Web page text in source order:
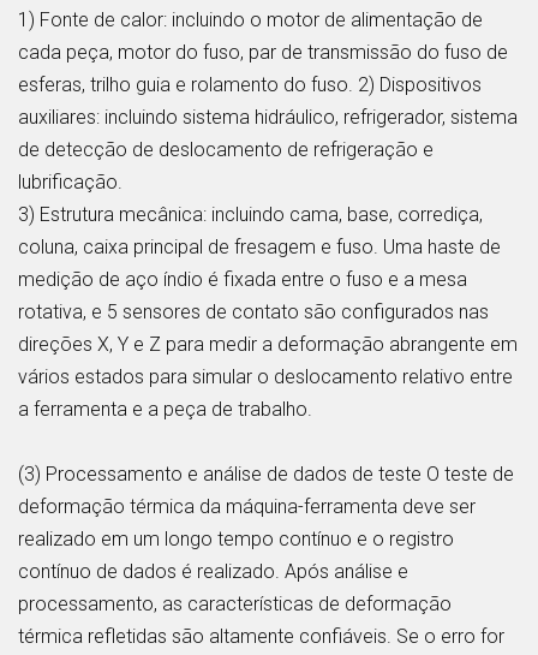
1) Fonte de calor: incluindo o motor de alimentação de
cada peça, motor do fuso, par de transmissão do fuso de
esferas, trilho guia e rolamento do fuso. 2) Dispositivos
auxiliares: incluindo sistema hidráulico, refrigerador, sistema
de detecção de deslocamento de refrigeração e
lubrificação.
3) Estrutura mecânica: incluindo cama, base, corrediça,
coluna, caixa principal de fresagem e fuso. Uma haste de
medição de aço índio é fixada entre o fuso e a mesa
rotativa, e 5 sensores de contato são configurados nas
direções X, Y e Z para medir a deformação abrangente em
vários estados para simular o deslocamento relativo entre
a ferramenta e a peça de trabalho.
(3) Processamento e análise de dados de teste O teste de
deformação térmica da máquina-ferramenta deve ser
realizado em um longo tempo contínuo e o registro
contínuo de dados é realizado. Após análise e
processamento, as características de deformação
térmica refletidas são altamente confiáveis. Se o erro for